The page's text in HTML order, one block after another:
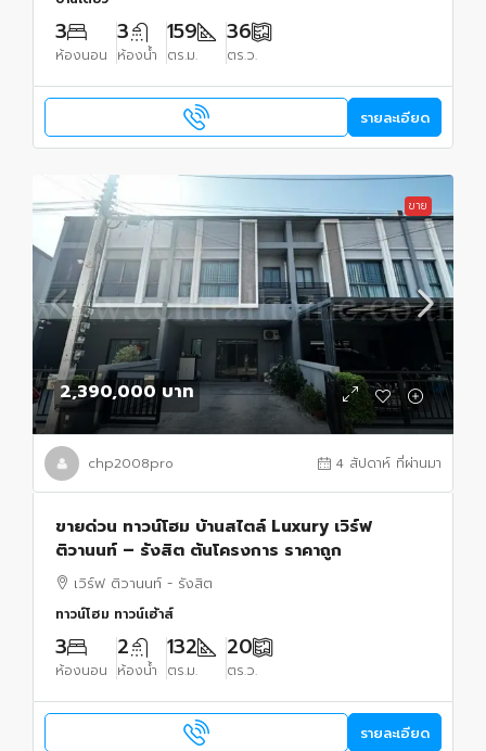
3
ห้องนอน
3
ห้องน้ำ
159
ตร.ม.
36
ตร.ว.
รายละเอียด
ขาย
2,390,000 บาท
chp2008pro 4 สัปดาห์ ที่ผ่านมา
ขายด่วน ทาวน์โฮม บ้านสไตล์ Luxury เวิร์ฟ
ติวานนท์ – รังสิต ต้นโครงการ ราคาถูก
เวิร์ฟ ติวานนท์ - รังสิต
ทาวน์โฮม ทาวน์เฮ้าส์
3
ห้องนอน
2
ห้องน้ำ
132
ตร.ม.
20
ตร.ว.
รายละเอียด